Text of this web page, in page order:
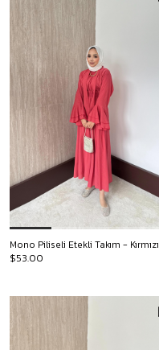
Mono Piliseli Etekli Takım - Kırmızı
$53.00